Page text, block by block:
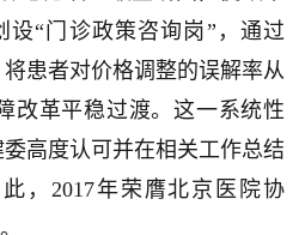
设“门诊政策咨询岗”，通过
患者对价格调整的误解率从
改革平稳过渡。这一系统性
高度认可并在相关工作总结
，2017年荣膺北京医院协